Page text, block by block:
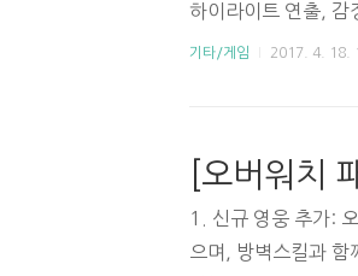
하이라이트 연출, 감
령전에서도 점령이
고려되어 밀려남. -
0% 증가, 자가 치
기타/게임 2017. 4. 18.
1. 신규 영웅 추가:
으며, 방벽스킬과 함